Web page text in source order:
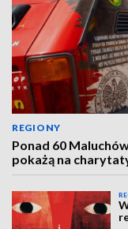
REGIONY
Ponad 60
pokażą na